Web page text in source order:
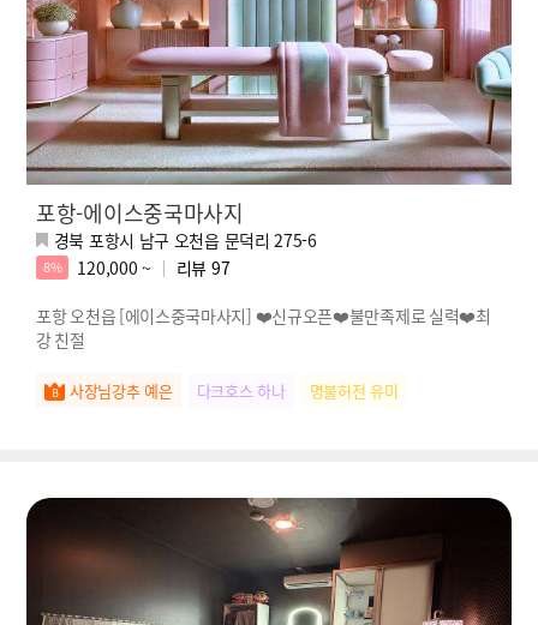
포항-에이스중국마사지
경북 포항시 남구 오천읍 문덕리 275-6
8% 120,000 ~ 리뷰 97
포항 오천읍 [에이스중국마사지] ❤️신규오픈❤️불만족제로 실력❤️최
강 친절
사장님강추 예은 다크호스 하나 명불허전 유미